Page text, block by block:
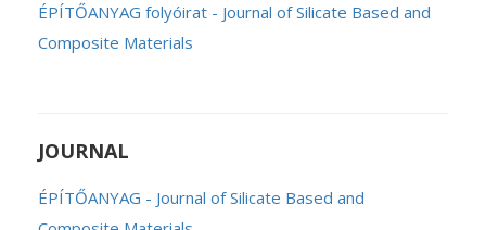
ÉPÍTŐANYAG folyóirat - Journal of Silicate Based and
Composite Materials
JOURNAL
ÉPÍTŐANYAG - Journal of Silicate Based and